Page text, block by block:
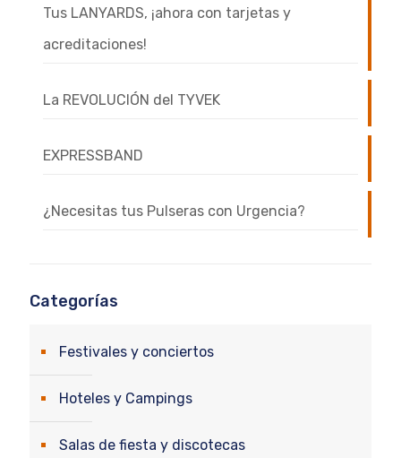
Tus LANYARDS, ¡ahora con tarjetas y
acreditaciones!
La REVOLUCIÓN del TYVEK
EXPRESSBAND
¿Necesitas tus Pulseras con Urgencia?
Categorías
Festivales y conciertos
Hoteles y Campings
Salas de fiesta y discotecas